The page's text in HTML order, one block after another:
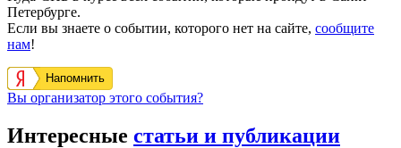
Петербурге.
Если вы знаете о событии, которого нет на сайте, сообщите
нам!
Напомнить
Вы организатор этого события?
Интересные статьи и публикации